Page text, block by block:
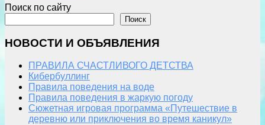
Поиск по сайту
Поиск
НОВОСТИ И ОБЪЯВЛЕНИЯ
ПРАВИЛА СЧАСТЛИВОГО ДЕТСТВА
Кибербуллинг
Правила поведения на воде
Правила поведения в жаркую погоду
Сюжетная игровая программа «Путешествие в
деревню или приключения во время каникул»